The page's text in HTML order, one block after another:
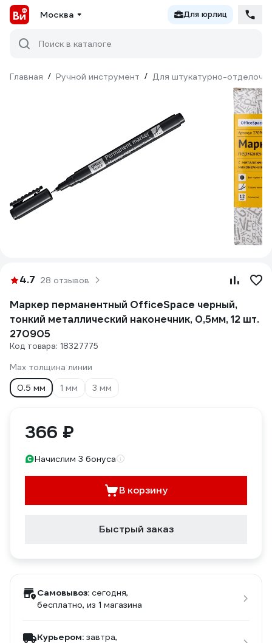
Москва Для юрлиц
Поиск в каталоге
Главная / Ручной инструмент / Для штукатурно-
4.7 28 отзывов
Маркер перманентный OfficeSpace черный,
тонкий металлический наконечник, 0,5мм, 12 шт.
270905
Код товара: 18327775
Мах толщина линии
0.5 мм
1 мм 3 мм
366 ₽
Начислим 3 бонуса
В корзину
Быстрый заказ
Самовывоз: сегодня,
бесплатно, из 1 магазина
Курьером: завтра,